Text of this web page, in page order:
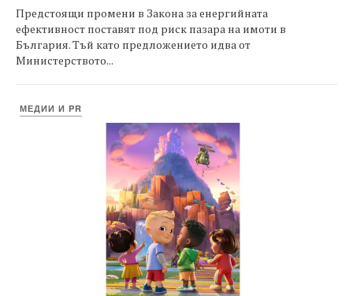
Предстоящи промени в Закона за енергийната
ефективност поставят под риск пазара на имоти в
България. Тъй като предложението идва от
Министерството...
МЕДИИ И PR